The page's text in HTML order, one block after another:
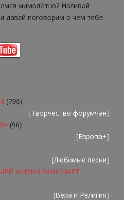
мимолётно? Наливай
давай поговорим о чем тебе
(796)
[Творчество форумчан]
(96)
[Европа+]
[Любимые песни]
ЖИЗНИ ЗАНИМАЕТ
[Вера и Религия]